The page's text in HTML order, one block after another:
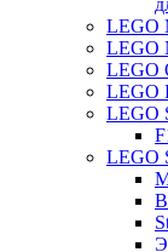
LEGO
LEGO
LEGO
LEGO
LEGO
LEGO